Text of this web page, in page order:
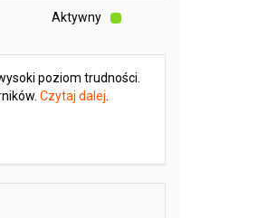
Aktywny
poziom trudności.
Czytaj dalej